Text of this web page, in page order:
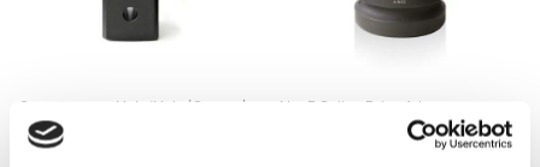
Connectors – Male/Male (Square)
Gör offertförfrågan
No. 5 Spline Drive Adaptor